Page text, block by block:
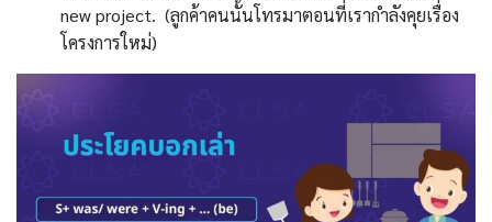
new project. (ลูกค้าคนนั้นโทรมาตอนที่เรากำลังคุยเรื่อง
โครงการใหม่)